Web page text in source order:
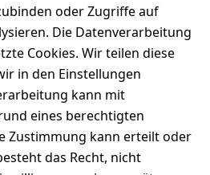
oder Zugriffe auf
Die Datenverarbeitung
Cookies. Wir teilen diese
in den Einstellungen
kann mit
eines berechtigten
Zustimmung kann erteilt oder
das Recht, nicht